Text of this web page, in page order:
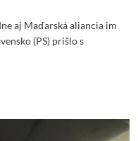
aj Maďarská aliancia im
(PS) prišlo s